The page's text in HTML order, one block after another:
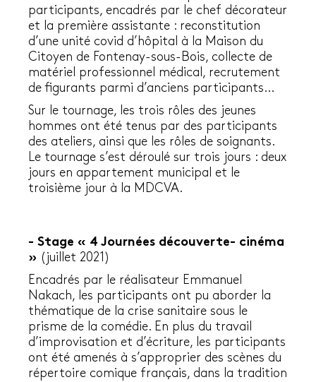
participants, encadrés par le chef décorateur
et la première assistante : reconstitution
d’une unité covid d’hôpital à la Maison du
Citoyen de Fontenay-sous-Bois, collecte de
matériel professionnel médical, recrutement
de figurants parmi d’anciens participants…
Sur le tournage, les trois rôles des jeunes
hommes ont été tenus par des participants
des ateliers, ainsi que les rôles de soignants.
Le tournage s’est déroulé sur trois jours : deux
jours en appartement municipal et le
troisième jour à la MDCVA.
- Stage « 4 Journées découverte- cinéma
» (juillet 2021)
Encadrés par le réalisateur Emmanuel
Nakach, les participants ont pu aborder la
thématique de la crise sanitaire sous le
prisme de la comédie. En plus du travail
d’improvisation et d’écriture, les participants
ont été amenés à s’approprier des scènes du
répertoire comique français, dans la tradition